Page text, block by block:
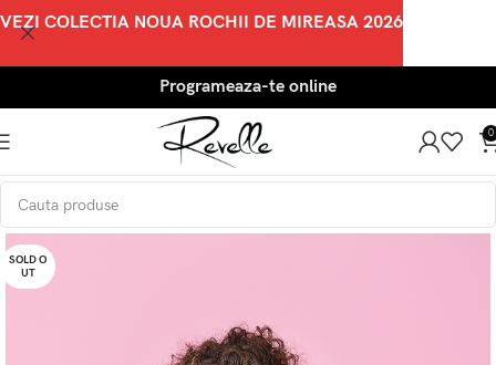
Programeaza-te online
0
SOLD O
UT
VEZI COLECTIA NOUA ROCHII DE MIREASA 2026